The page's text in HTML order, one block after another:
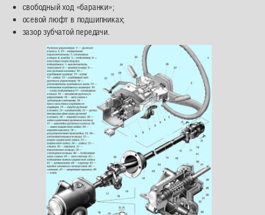
свободный ход «баранки»;
осевой люфт в подшипниках;
зазор зубчатой передачи.